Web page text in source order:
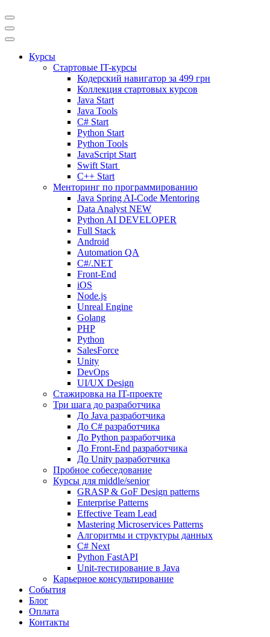
Курсы
Стартовые IT-курсы
Кодерский навигатор за 499 грн
Коллекция стартовых курсов
Java Start
Java Tools
C# Start
Python Start
Python Tools
JavaScript Start
Swift Start
C++ Start
Менторинг по программированию
Java Spring AI-Code Mentoring
Data Analyst NEW
Python AI DEVELOPER
Full Stack
Android
Automation QA
C#/.NET
Front-End
iOS
Node.js
Unreal Engine
Golang
PHP
Python
SalesForce
Unity
DevOps
UI/UX Design
Стажировка на IT-проекте
Три шага до разработчика
До Java разработчика
До C# разработчика
До Python разработчика
До Front-End разработчика
До Unity разработчика
Пробное собеседование
Курсы для middle/senior
GRASP & GoF Design patterns
Enterprise Patterns
Effective Team Lead
Mastering Microservices Patterns
Алгоритмы и структуры данных
C# Next
Python FastAPI
Unit-тестирование в Java
Карьерное консультирование
События
Блог
Оплата
Контакты